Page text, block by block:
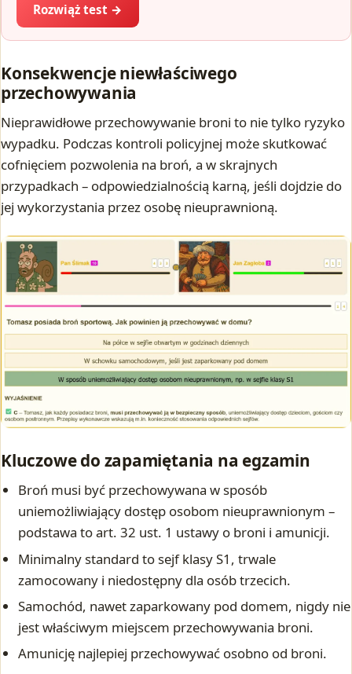
Rozwiąż test →
Konsekwencje niewłaściwego
przechowywania
Nieprawidłowe przechowywanie broni to nie tylko ryzyko
wypadku. Podczas kontroli policyjnej może skutkować
cofnięciem pozwolenia na broń, a w skrajnych
przypadkach – odpowiedzialnością karną, jeśli dojdzie do
jej wykorzystania przez osobę nieuprawnioną.
Kluczowe do zapamiętania na egzamin
Broń musi być przechowywana w sposób
uniemożliwiający dostęp osobom nieuprawnionym –
podstawa to art. 32 ust. 1 ustawy o broni i amunicji.
Minimalny standard to sejf klasy S1, trwale
zamocowany i niedostępny dla osób trzecich.
Samochód, nawet zaparkowany pod domem, nigdy nie
jest właściwym miejscem przechowywania broni.
Amunicję najlepiej przechowywać osobno od broni.